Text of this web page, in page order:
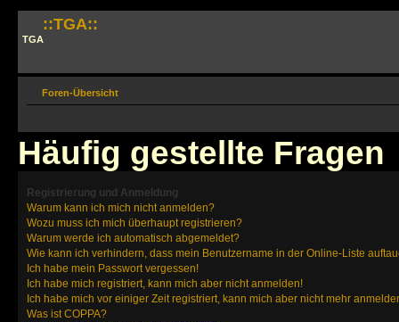
::TGA::
TGA
Foren-Übersicht
Häufig gestellte Fragen
Registrierung und Anmeldung
Warum kann ich mich nicht anmelden?
Wozu muss ich mich überhaupt registrieren?
Warum werde ich automatisch abgemeldet?
Wie kann ich verhindern, dass mein Benutzername in der Online-Liste
Ich habe mein Passwort vergessen!
Ich habe mich registriert, kann mich aber nicht anmelden!
Ich habe mich vor einiger Zeit registriert, kann mich aber nicht mehr
Was ist COPPA?